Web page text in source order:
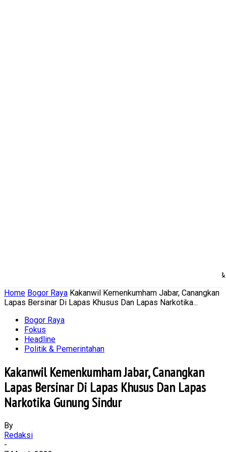
Politik
Home Bogor Raya Kakanwil Kemenkumham Jabar, Canangkan
Lapas Bersinar Di Lapas Khusus Dan Lapas Narkotika...
Bogor Raya
Fokus
Headline
Politik & Pemerintahan
Kakanwil Kemenkumham Jabar, Canangkan
Lapas Bersinar Di Lapas Khusus Dan Lapas
Narkotika Gunung Sindur
By
Redaksi
-